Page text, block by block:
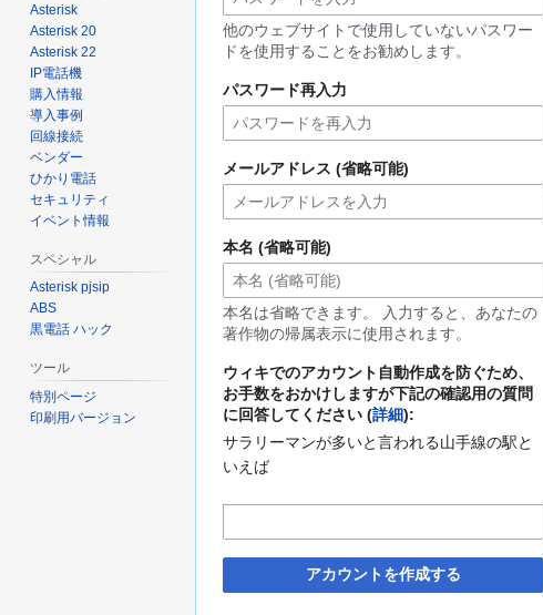
ン
に
移
動
他のウェブサイトで使用していないパスワー
ドを使用することをお勧めします。
パスワード再入力
メールアドレス (省略可能)
本名 (省略可能)
本名は省略できます。 入力すると、あなたの
著作物の帰属表示に使用されます。
ウィキでのアカウント自動作成を防ぐため、
お手数をおかけしますが下記の確認用の質問
に回答してください (詳細):
サラリーマンが多いと言われる山手線の駅と
いえば
アカウントを作成する
Asterisk
Asterisk 20
Asterisk 22
IP電話機
購入情報
導入事例
回線接続
ベンダー
ひかり電話
セキュリティ
イベント情報
スペシャル
Asterisk pjsip
ABS
黒電話 ハック
ツール
特別ページ
印刷用バージョン